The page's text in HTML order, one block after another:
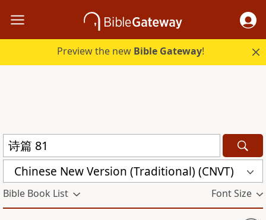
Preview the new Bible Gateway!
Chinese New Version (Traditional) (CNVT)
Bible Book List Font Size